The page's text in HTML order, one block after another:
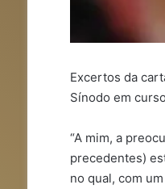
Excertos da
Sínodo em
“A mim, a
precedentes)
no qual, com um